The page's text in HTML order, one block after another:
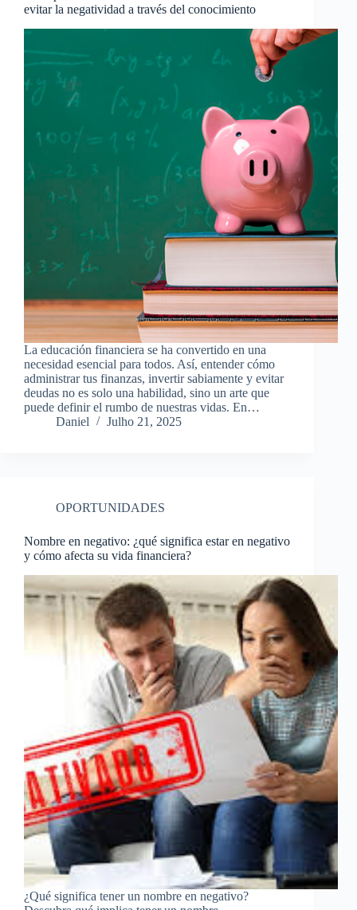
evitar la negatividad a través del conocimiento
La educación financiera se ha convertido en una
necesidad esencial para todos. Así, entender cómo
administrar tus finanzas, invertir sabiamente y evitar
deudas no es solo una habilidad, sino un arte que
puede definir el rumbo de nuestras vidas. En…
Daniel
Julho 21, 2025
OPORTUNIDADES
Nombre en negativo: ¿qué significa estar en negativo
y cómo afecta su vida financiera?
¿Qué significa tener un nombre en negativo?